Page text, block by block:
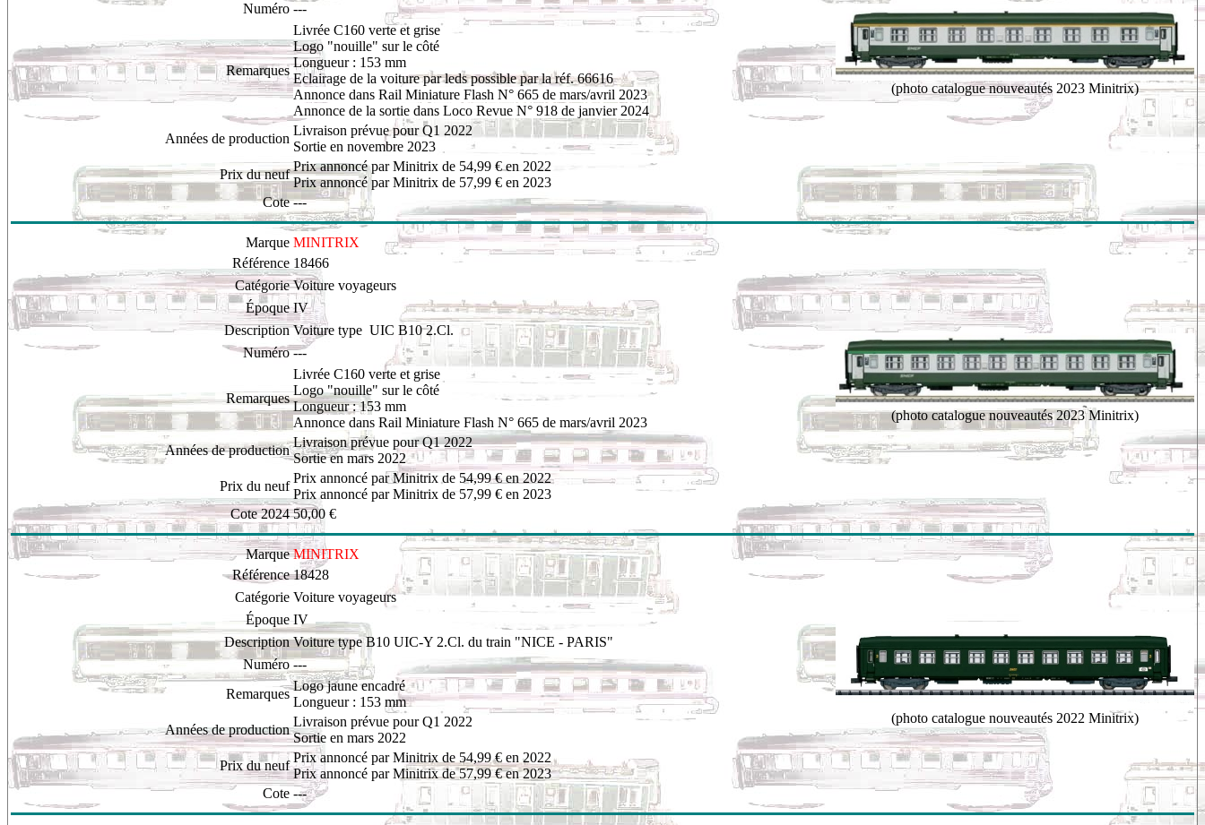
(photo catalogue nouveautés 2023 Minitrix)
Numéro ---
Remarques
Livrée C160 verte et grise
Logo "nouille" sur le côté
Longueur : 153 mm
Eclairage de la voiture par leds possible par la réf. 66616
Annonce dans Rail Miniature Flash N° 665 de mars/avril 2023
Annonce de la sortie dans Loco Revue N° 918 de janvier 2024
Années de production
Livraison prévue pour Q1 2022
Sortie en novembre 2023
Prix du neuf
Prix annoncé par Minitrix de 54,99 € en 2022
Prix annoncé par Minitrix de 57,99 € en 2023
Cote ---
Marque MINITRIX
(photo catalogue nouveautés 2023 Minitrix)
Référence 18466
Catégorie Voiture voyageurs
Époque IV
Description Voiture type UIC B10 2.Cl.
Numéro ---
Remarques
Livrée C160 verte et grise
Logo "nouille" sur le côté
Longueur : 153 mm
Annonce dans Rail Miniature Flash N° 665 de mars/avril 2023
Années de production
Livraison prévue pour Q1 2022
Sortie en mars 2022
Prix du neuf
Prix annoncé par Minitrix de 54,99 € en 2022
Prix annoncé par Minitrix de 57,99 € en 2023
Cote 2024 50,00 €
Marque MINITRIX
(photo catalogue nouveautés 2022 Minitrix)
Référence 18428
Catégorie Voiture voyageurs
Époque IV
Description Voiture type B10 UIC-Y 2.Cl. du train "NICE - PARIS"
Numéro ---
Remarques
Logo jaune encadré
Longueur : 153 mm
Années de production
Livraison prévue pour Q1 2022
Sortie en mars 2022
Prix du neuf
Prix annoncé par Minitrix de 54,99 € en 2022
Prix annoncé par Minitrix de 57,99 € en 2023
Cote ---